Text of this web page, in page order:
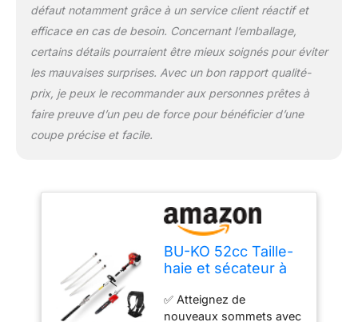
permet des coupes
nettes et précises,
garantissant une finition
professionnelle à chaque
fois. Obtenez des haies
proprement taillées qui
améliorent l'esthétique
de votre espace
parfaitement taillées.
Obtenez des résultats
impressionnants en un
rien de temps, en
donnant à votre jardin
une métamorphose
instantanée. ✅Garantie
de 1 an, instructions
défaut notamment grâce à un service client réactif et
efficace en cas de besoin. Concernant l’emballage,
certains détails pourraient être mieux soignés pour éviter
les mauvaises surprises. Avec un bon rapport qualité-
prix, je peux le recommander aux personnes prêtes à
faire preuve d’un peu de force pour bénéficier d’une
coupe précise et facile.
BU-KO 52cc Taille-
haie et sécateur à
portée avec
✅ Atteignez de
nouveaux sommets avec